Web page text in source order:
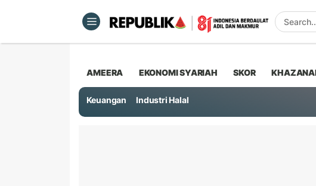
AMEERA EKONOMI SYARIAH SKOR
Keuangan Industri Halal